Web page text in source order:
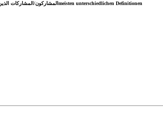
المشاركون/المشاركات الذين قدموا أكبر عدد من التعريفات المختلفةmeisten unterschiedlichen Definitionen